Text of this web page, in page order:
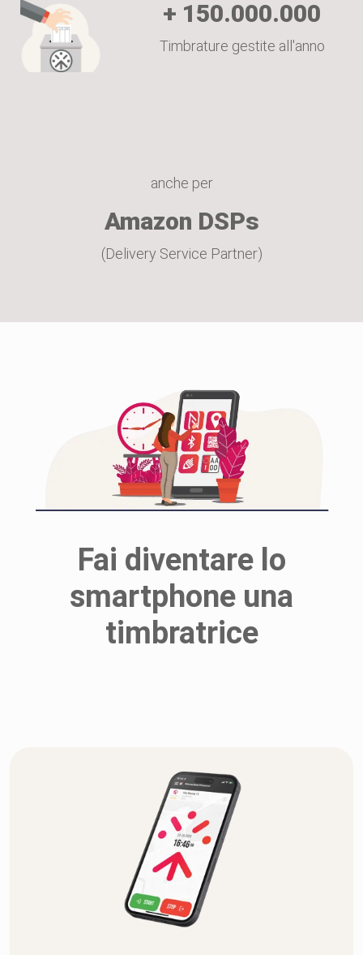
+ 150.000.000
Timbrature gestite all'anno
anche per
Amazon DSPs
(Delivery Service Partner)
Fai diventare lo
smartphone una
timbratrice